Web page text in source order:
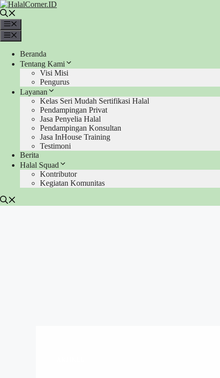
Langsung
ke
isi
Beranda
Tentang Kami
Visi Misi
Pengurus
Layanan
Kelas Seri Mudah Sertifikasi Halal
Pendampingan Privat
Jasa Penyelia Halal
Pendampingan Konsultan
Jasa InHouse Training
Testimoni
Berita
Halal Squad
Kontributor
Kegiatan Komunitas